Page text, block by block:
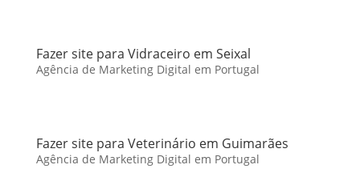
Fazer site para Vidraceiro em Seixal
Agência de Marketing Digital em Portugal
Fazer site para Veterinário em Guimarães
Agência de Marketing Digital em Portugal